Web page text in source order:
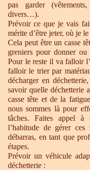
pas garder
divers…).
Prévoir ce que je vais
mérite d’être jeter, où je
Cela peut être un casse
greniers pour donner
Pour le reste il va falloir
falloir le trier par
décharger en
savoir quelle déchetterie
casse tête et de la
nous sommes là pour
tâches. Faites appel à
l’habitude de gérer ces
débarras, en tant que
étapes.
Prévoir un véhicule
déchetterie :